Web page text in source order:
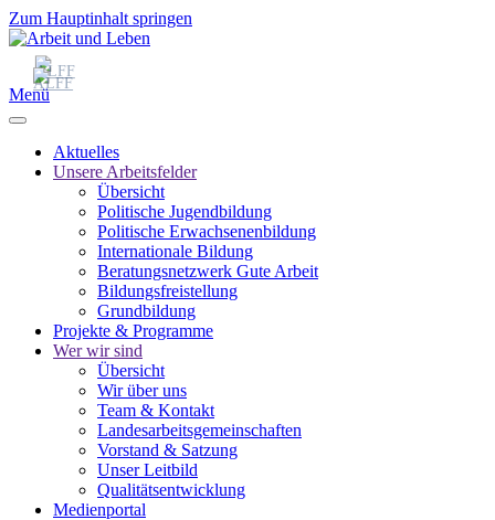
Zum Hauptinhalt springen
Menü
Aktuelles
Unsere Arbeitsfelder
Übersicht
Politische Jugendbildung
Politische Erwachsenenbildung
Internationale Bildung
Beratungsnetzwerk Gute Arbeit
Bildungsfreistellung
Grundbildung
Projekte & Programme
Wer wir sind
Übersicht
Wir über uns
Team & Kontakt
Landesarbeitsgemeinschaften
Vorstand & Satzung
Unser Leitbild
Qualitätsentwicklung
Medienportal